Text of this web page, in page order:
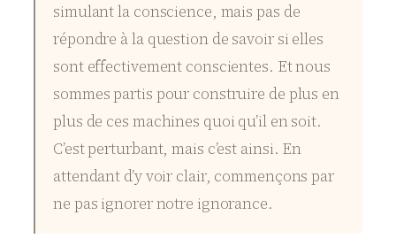
simulant la conscience, mais pas de
répondre à la question de savoir si elles
sont effectivement conscientes. Et nous
sommes partis pour construire de plus en
plus de ces machines quoi qu’il en soit.
C’est perturbant, mais c’est ainsi. En
attendant d’y voir clair, commençons par
ne pas ignorer notre ignorance.